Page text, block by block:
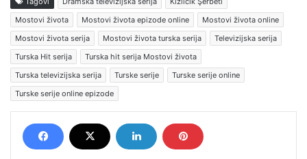
Mostovi života
Mostovi života epizode online
Mostovi života online
Mostovi života serija
Mostovi života turska serija
Televizijska serija
Turska Hit serija
Turska hit serija Mostovi života
Turska televizijska serija
Turske serije
Turske serije online
Turske serije online epizode